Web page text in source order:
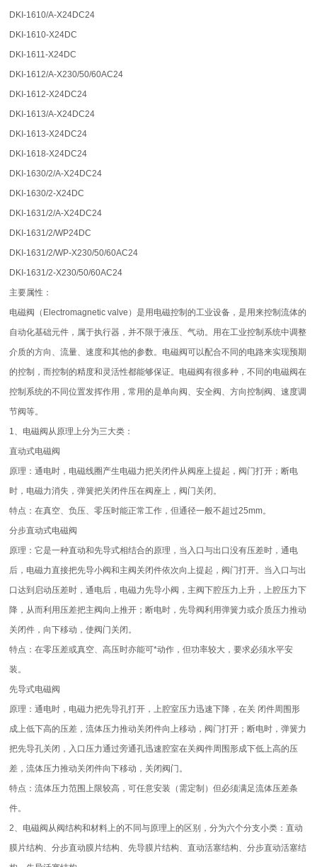
DKI-1610/A-X24DC24
DKI-1610-X24DC
DKI-1611-X24DC
DKI-1612/A-X230/50/60AC24
DKI-1612-X24DC24
DKI-1613/A-X24DC24
DKI-1613-X24DC24
DKI-1618-X24DC24
DKI-1630/2/A-X24DC24
DKI-1630/2-X24DC
DKI-1631/2/A-X24DC24
DKI-1631/2/WP24DC
DKI-1631/2/WP-X230/50/60AC24
DKI-1631/2-X230/50/60AC24
主要属性：
电磁阀（Electromagnetic valve）是用电磁控制的工业设备，是用来控制流体的
自动化基础元件，属于执行器，并不限于液压、气动。用在工业控制系统中调整
介质的方向、流量、速度和其他的参数。电磁阀可以配合不同的电路来实现预期
的控制，而控制的精度和灵活性都能够保证。电磁阀有很多种，不同的电磁阀在
控制系统的不同位置发挥作用，常用的是单向阀、安全阀、方向控制阀、速度调
节阀等。
1、电磁阀从原理上分为三大类：
直动式电磁阀
原理：通电时，电磁线圈产生电磁力把关闭件从阀座上提起，阀门打开；断电
时，电磁力消失，弹簧把关闭件压在阀座上，阀门关闭。
特点：在真空、负压、零压时能正常工作，但通径一般不超过25mm。
分步直动式电磁阀
原理：它是一种直动和先导式相结合的原理，当入口与出口没有压差时，通电
后，电磁力直接把先导小阀和主阀关闭件依次向上提起，阀门打开。当入口与出
口达到启动压差时，通电后，电磁力先导小阀，主阀下腔压力上升，上腔压力下
降，从而利用压差把主阀向上推开；断电时，先导阀利用弹簧力或介质压力推动
关闭件，向下移动，使阀门关闭。
特点：在零压差或真空、高压时亦能可*动作，但功率较大，要求必须水平安
装。
先导式电磁阀
原理：通电时，电磁力把先导孔打开，上腔室压力迅速下降，在关 闭件周围形
成上低下高的压差，流体压力推动关闭件向上移动，阀门打开；断电时，弹簧力
把先导孔关闭，入口压力通过旁通孔迅速腔室在关阀件周围形成下低上高的压
差，流体压力推动关闭件向下移动，关闭阀门。
特点：流体压力范围上限较高，可任意安装（需定制）但必须满足流体压差条
件。
2、电磁阀从阀结构和材料上的不同与原理上的区别，分为六个分支小类：直动
膜片结构、分步直动膜片结构、先导膜片结构、直动活塞结构、分步直动活塞结